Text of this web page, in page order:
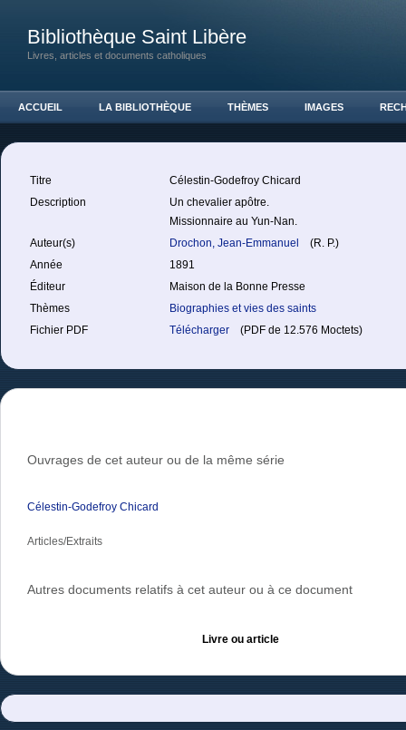
Bibliothèque Saint Libère
Livres, articles et documents catholiques
ACCUEIL LA BIBLIOTHÈQUE THÈMES IMAGES
Titre
Célestin-Godefroy Chicard
Description
Un chevalier apôtre.
Missionnaire au Yun-Nan.
Auteur(s)
Drochon, Jean-Emmanuel
(R. P.)
Année
1891
Éditeur
Maison de la Bonne Presse
Thèmes
Biographies et vies des saints
Fichier PDF
Télécharger (PDF de 12.576 Moctets)
Ouvrages de cet auteur ou de la même série
Célestin-Godefroy Chicard
Articles/Extraits
Autres documents relatifs à cet auteur ou à ce document
Livre ou article